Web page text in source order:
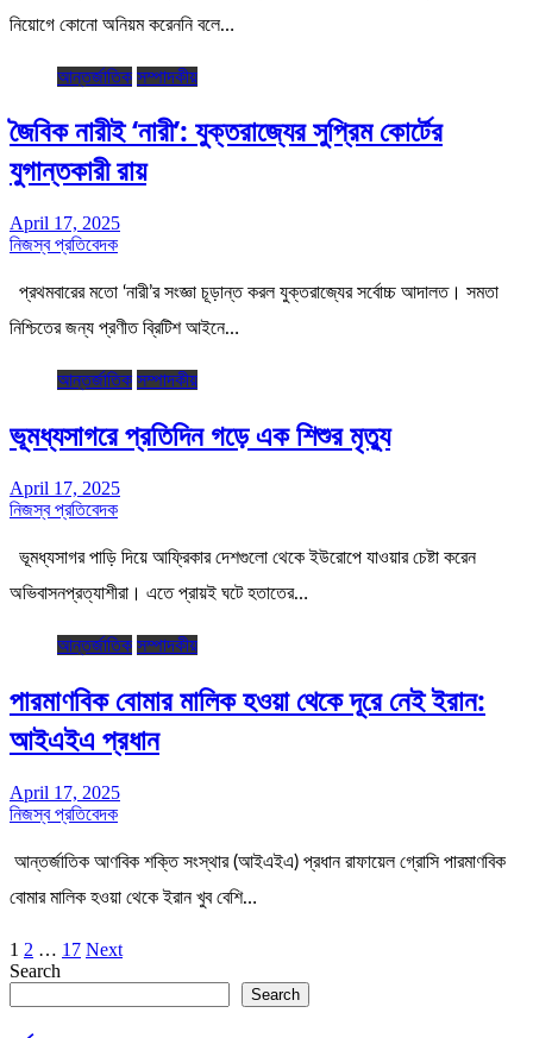
নিয়োগে কোনো অনিয়ম করেননি বলে…
আন্তর্জাতিক সম্পাদকীয়
জৈবিক নারীই ‘নারী’: যুক্তরাজ্যের সুপ্রিম কোর্টের
যুগান্তকারী রায়
April 17, 2025
নিজস্ব প্রতিবেদক
প্রথমবারের মতো ‘নারী’র সংজ্ঞা চূড়ান্ত করল যুক্তরাজ্যের সর্বোচ্চ আদালত। সমতা
নিশ্চিতের জন্য প্রণীত ব্রিটিশ আইনে…
আন্তর্জাতিক সম্পাদকীয়
ভূমধ্যসাগরে প্রতিদিন গড়ে এক শিশুর মৃত্যু
April 17, 2025
নিজস্ব প্রতিবেদক
ভূমধ্যসাগর পাড়ি দিয়ে আফ্রিকার দেশগুলো থেকে ইউরোপে যাওয়ার চেষ্টা করেন
অভিবাসনপ্রত্যাশীরা। এতে প্রায়ই ঘটে হতাতের…
আন্তর্জাতিক সম্পাদকীয়
পারমাণবিক বোমার মালিক হওয়া থেকে দূরে নেই ইরান:
আইএইএ প্রধান
April 17, 2025
নিজস্ব প্রতিবেদক
আন্তর্জাতিক আণবিক শক্তি সংস্থার (আইএইএ) প্রধান রাফায়েল গ্রোসি পারমাণবিক
বোমার মালিক হওয়া থেকে ইরান খুব বেশি…
Posts
pagination
1 2 … 17 Next
Search
Search